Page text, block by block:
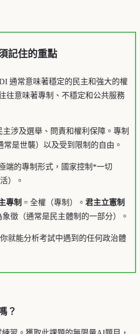
記住的重點
通常意味著穩定的民主和強大的權
往意味著專制、不穩定和公共服務
主涉及選舉、問責和權利保障。專制
常是世襲）以及受到限制的自由。
端的專制形式，國家控制*一切
）。
專制 = 全權（專制）。 君主立憲制
徵（通常是民主體制的一部分）。
就能分析考試中遇到的任何政治體
？